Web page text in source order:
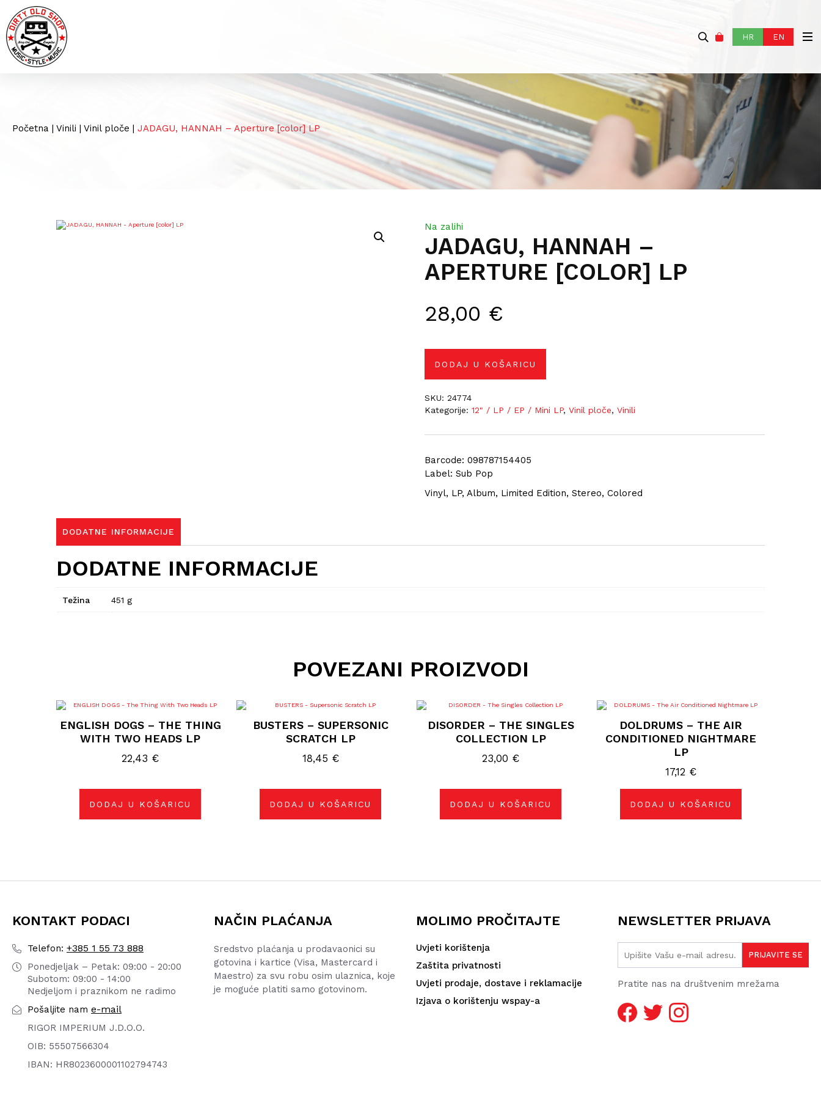
HR EN
Početna | Vinili | Vinil ploče | JADAGU, HANNAH – Aperture [color] LP
JADAGU, HANNAH –
APERTURE [COLOR] LP
28,00 €
Barcode: 098787154405
Label: Sub Pop
Vinyl, LP, Album, Limited Edition, Stereo, Colored
Na zalihi
DODAJ U KOŠARICU
SKU:24774
Kategorije:12" / LP / EP / Mini LP,Vinil ploče,Vinili
DODATNE INFORMACIJE
DODATNE INFORMACIJE
Težina 451 g
POVEZANI PROIZVODI
ENGLISH DOGS – THE THING
WITH TWO HEADS LP
22,43 €
DODAJ U KOŠARICU
BUSTERS – SUPERSONIC
SCRATCH LP
18,45 €
DODAJ U KOŠARICU
DISORDER – THE SINGLES
COLLECTION LP
23,00 €
DODAJ U KOŠARICU
DOLDRUMS – THE AIR
CONDITIONED NIGHTMARE
LP
17,12 €
DODAJ U KOŠARICU
KONTAKT PODACI
Telefon: +385 1 55 73 888
Ponedjeljak – Petak: 09:00 - 20:00
Subotom: 09:00 - 14:00
Nedjeljom i praznikom ne radimo
Pošaljite nam e-mail
RIGOR IMPERIUM J.D.O.O.
OIB: 55507566304
IBAN: HR8023600001102794743
NAČIN PLAĆANJA
Sredstvo plaćanja u prodavaonici su
gotovina i kartice (Visa, Mastercard i
Maestro) za svu robu osim ulaznica, koje
je moguće platiti samo gotovinom.
MOLIMO PROČITAJTE
Uvjeti korištenja
Zaštita privatnosti
Uvjeti prodaje, dostave i reklamacije
Izjava o korištenju wspay-a
NEWSLETTER PRIJAVA
Pratite nas na društvenim mrežama